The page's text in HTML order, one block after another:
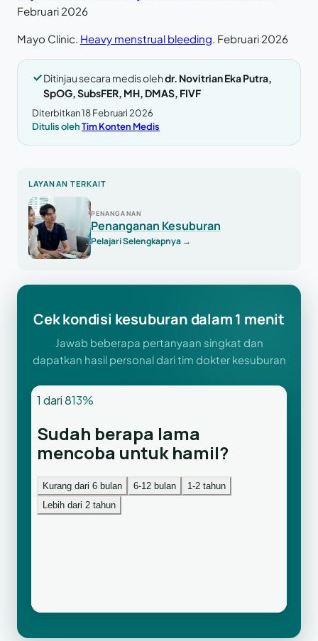
Februari 2026
Mayo Clinic. Heavy menstrual bleeding. Februari 2026
Ditinjau secara medis olehdr. Novitrian Eka Putra,
SpOG, SubsFER, MH, DMAS, FIVF
Diterbitkan 18 Februari 2026
Ditulis olehTim Konten Medis
LAYANAN TERKAIT
PENANGANAN
Penanganan Kesuburan
Pelajari Selengkapnya →
Cek kondisi kesuburan dalam 1 menit
Jawab beberapa pertanyaan singkat dan
dapatkan hasil personal dari tim dokter kesuburan